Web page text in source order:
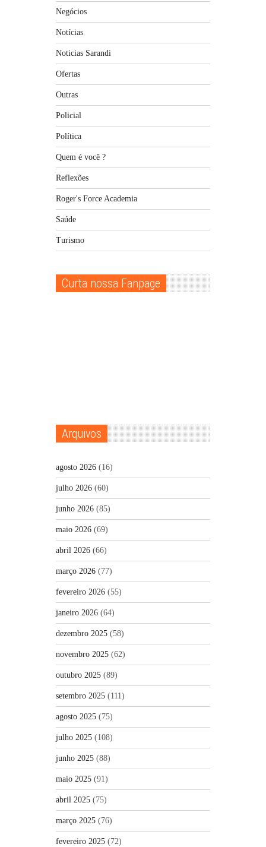
Negócios
Notícias
Noticias Sarandi
Ofertas
Outras
Policial
Política
Quem é você ?
Reflexões
Roger's Force Academia
Saúde
Turismo
Curta nossa Fanpage
Arquivos
agosto 2026 (16)
julho 2026 (60)
junho 2026 (85)
maio 2026 (69)
abril 2026 (66)
março 2026 (77)
fevereiro 2026 (55)
janeiro 2026 (64)
dezembro 2025 (58)
novembro 2025 (62)
outubro 2025 (89)
setembro 2025 (111)
agosto 2025 (75)
julho 2025 (108)
junho 2025 (88)
maio 2025 (91)
abril 2025 (75)
março 2025 (76)
fevereiro 2025 (72)